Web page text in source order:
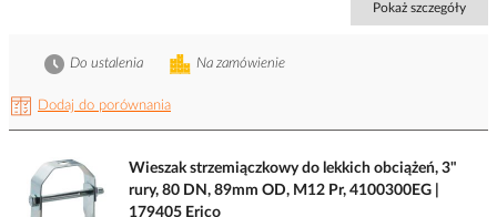
Pokaż szczegóły
Dodaj do porównania
Na zamówienie
Do ustalenia
Wieszak strzemiączkowy do lekkich obciążeń, 3"
rury, 80 DN, 89mm OD, M12 Pr, 4100300EG |
179405 Erico